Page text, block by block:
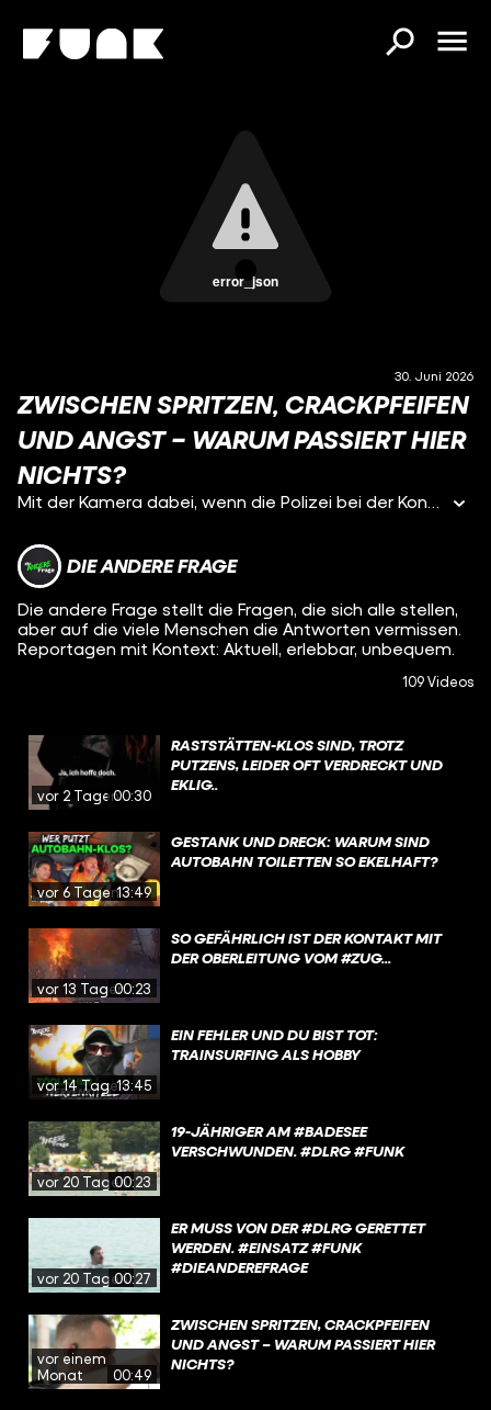
error_json
30. Juni 2026
ZWISCHEN SPRITZEN, CRACKPFEIFEN
UND ANGST – WARUM PASSIERT HIER
NICHTS?
Mit der Kamera dabei, wenn die Polizei bei der Kontrolle am Hauptbahnhof Dealer mit Drogen erwischt: In Köln und Düsseldorf gibt es viele Menschen, die auf der Straße und im Bahnhofsviertel Crack rauchen. Die Herausforderung ist groß: Wie sieht effektive Hilfe für Leute aus, die süchtig sind??
DIE ANDERE FRAGE
Die andere Frage stellt die Fragen, die sich alle stellen,
aber auf die viele Menschen die Antworten vermissen.
Reportagen mit Kontext: Aktuell, erlebbar, unbequem.
109 Videos
vor 2 Tagen00:30
RASTSTÄTTEN-KLOS SIND, TROTZ
PUTZENS, LEIDER OFT VERDRECKT UND
EKLIG..
vor 6 Tagen13:49
GESTANK UND DRECK: WARUM SIND
AUTOBAHN TOILETTEN SO EKELHAFT?
vor 13 Tagen00:23
SO GEFÄHRLICH IST DER KONTAKT MIT
DER OBERLEITUNG VOM #ZUG...
vor 14 Tagen13:45
EIN FEHLER UND DU BIST TOT:
TRAINSURFING ALS HOBBY
vor 20 Tagen00:23
19-JÄHRIGER AM #BADESEE
VERSCHWUNDEN. #DLRG #FUNK
vor 20 Tagen00:27
ER MUSS VON DER #DLRG GERETTET
WERDEN. #EINSATZ #FUNK
#DIEANDEREFRAGE
vor einem
Monat
00:49
ZWISCHEN SPRITZEN, CRACKPFEIFEN
UND ANGST – WARUM PASSIERT HIER
NICHTS?